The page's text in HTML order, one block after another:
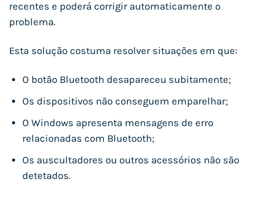
recentes e poderá corrigir automaticamente o
problema.
Esta solução costuma resolver situações em que:
O botão Bluetooth desapareceu subitamente;
Os dispositivos não conseguem emparelhar;
O Windows apresenta mensagens de erro
relacionadas com Bluetooth;
Os auscultadores ou outros acessórios não são
detetados.